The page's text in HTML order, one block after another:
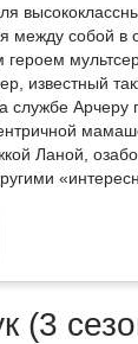
между собой в
героем
известный
службе Арчеру
Ланой,
(3